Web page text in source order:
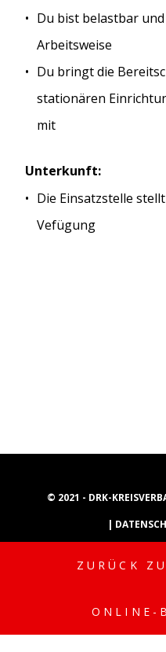
Du bist belastbar
Arbeitsweise
Du bringt die
stationären
mit
Unterkunft:
Die Einsatzstelle stellt
Vefügung
© 2021 - DRK-
|
INSTAGRAM
ZURÜCK
ONLINE-